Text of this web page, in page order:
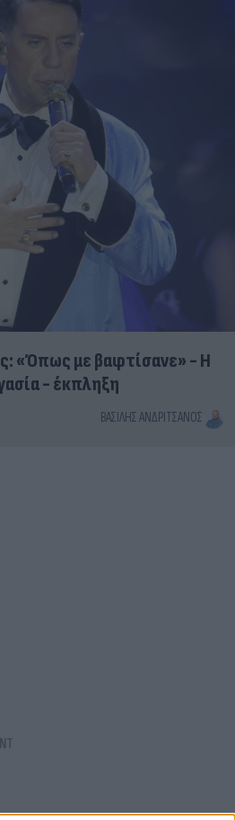
«Όπως με βαφτίσανε» - Η
- έκπληξη
ΒΑΣΊΛΗΣ ΑΝΔΡΙΤΣΆΝΟΣ